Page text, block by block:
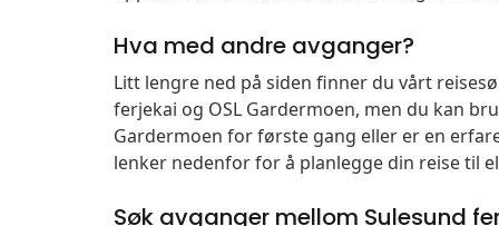
Hva med andre avganger?
Litt lengre ned på siden finner du vårt
ferjekai og OSL Gardermoen, men du kan
Gardermoen for første gang eller er en
lenker nedenfor for å planlegge din reise til
Søk avganger mellom Sulesund